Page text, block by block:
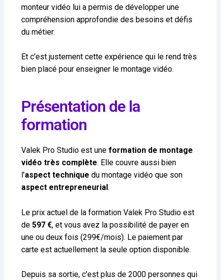
monteur vidéo lui a permis de développer une
compréhension approfondie des besoins et défis
du métier.
Et c’est justement cette expérience qui le rend très
bien placé pour enseigner le montage vidéo.
Présentation de la
formation
Valek Pro Studio est une formation de montage
vidéo très complète. Elle couvre aussi bien
l’aspect technique du montage vidéo que son
aspect entrepreneurial .
Le prix actuel de la formation Valek Pro Studio est
de 597 €, et vous avez la possibilité de payer en
une ou deux fois (299€/mois). Le paiement par
carte est actuellement la seule option disponible.
Depuis sa sortie, c’est plus de 2000 personnes qui